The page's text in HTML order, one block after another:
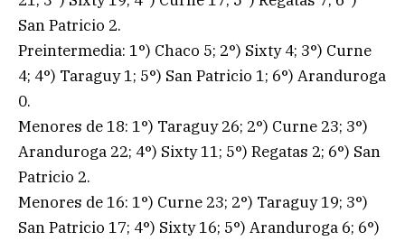
San Patricio 2.
Preintermedia: 1°) Chaco 5; 2°) Sixty 4; 3°) Curne
4; 4°) Taraguy 1; 5°) San Patricio 1; 6°) Aranduroga
0.
Menores de 18: 1°) Taraguy 26; 2°) Curne 23; 3°)
Aranduroga 22; 4°) Sixty 11; 5°) Regatas 2; 6°) San
Patricio 2.
Menores de 16: 1°) Curne 23; 2°) Taraguy 19; 3°)
San Patricio 17; 4°) Sixty 16; 5°) Aranduroga 6; 6°)